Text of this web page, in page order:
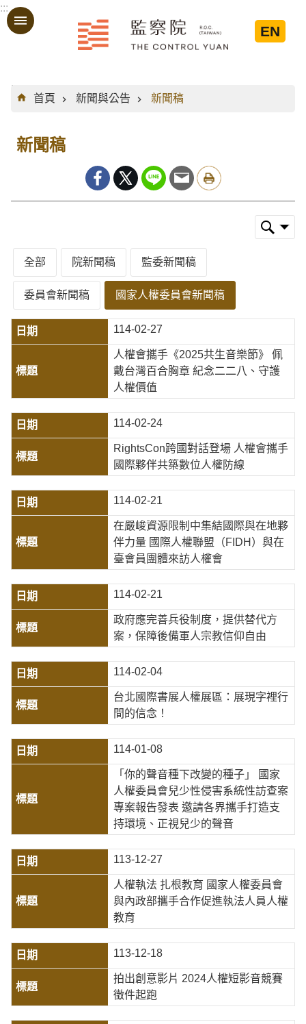
跳到主要內容區塊
:::
EN
:::
首頁
新聞與公告 新聞稿
新聞稿
全部 院新聞稿 監委新聞稿
委員會新聞稿 國家人權委員會新聞稿
114-02-27
人權會攜手《2025共生音樂節》 佩
戴台灣百合胸章 紀念二二八、守護
人權價值
114-02-24
RightsCon跨國對話登場 人權會攜手
國際夥伴共築數位人權防線
114-02-21
在嚴峻資源限制中集結國際與在地夥
伴力量 國際人權聯盟（FIDH）與在
臺會員團體來訪人權會
114-02-21
政府應完善兵役制度，提供替代方
案，保障後備軍人宗教信仰自由
114-02-04
台北國際書展人權展區：展現字裡行
間的信念！
114-01-08
「你的聲音種下改變的種子」 國家
人權委員會兒少性侵害系統性訪查案
專案報告發表 邀請各界攜手打造支
持環境、正視兒少的聲音
113-12-27
人權執法 扎根教育 國家人權委員會
與內政部攜手合作促進執法人員人權
教育
113-12-18
拍出創意影片 2024人權短影音競賽
徵件起跑